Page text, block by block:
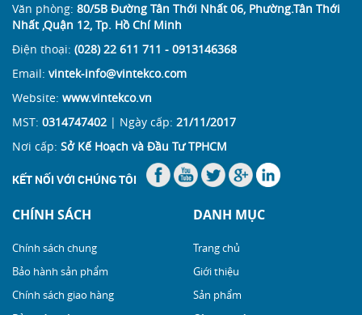
Văn phòng: 80/5B Đường Tân Thới Nhất 06, Phường.Tân Thới
Nhất ,Quận 12, Tp. Hồ Chí Minh
Điện thoại: (028) 22 611 711 - 0913146368
Email: vintek-info@vintekco.com
Website: www.vintekco.vn
MST: 0314747402 | Ngày cấp: 21/11/2017
Nơi cấp: Sở Kế Hoạch và Đầu Tư TPHCM
KẾT NỐI VỚI CHÚNG TÔI
CHÍNH SÁCH
Chính sách chung
Bảo hành sản phẩm
Chính sách giao hàng
DANH MỤC
Trang chủ
Giới thiệu
Sản phẩm